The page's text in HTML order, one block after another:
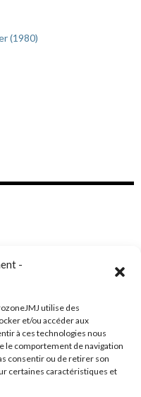
-
utilise des
et/ou accéder aux
à ces technologies nous
le comportement de navigation
consentir ou de retirer son
certaines caractéristiques et
(1980)